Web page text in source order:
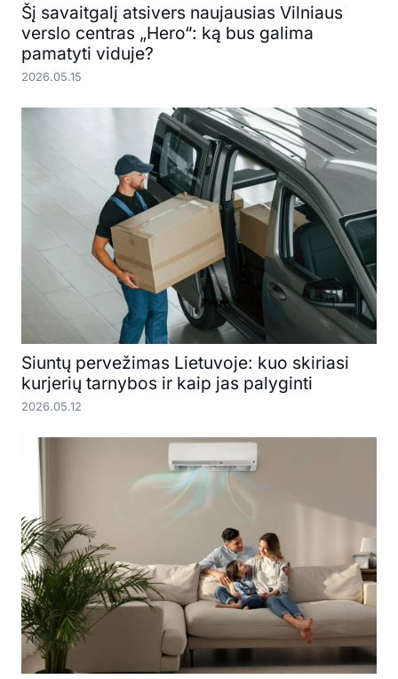
Šį savaitgalį atsivers naujausias Vilniaus
verslo centras „Hero“: ką bus galima
pamatyti viduje?
2026.05.15
Siuntų pervežimas Lietuvoje: kuo skiriasi
kurjerių tarnybos ir kaip jas palyginti
2026.05.12